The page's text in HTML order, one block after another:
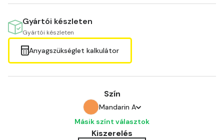
Gyártói készleten
Gyártói készleten
Anyagszükséglet kalkulátor
Szín
Mandarin A
Amber A
Másik színt választok
Kiszerelés